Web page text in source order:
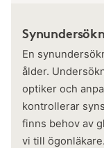
En
ålder.
optiker och
kontrollerar
finns behov av
vi till ögonläkare.